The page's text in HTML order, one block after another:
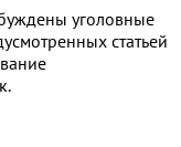
уголовные
статьей